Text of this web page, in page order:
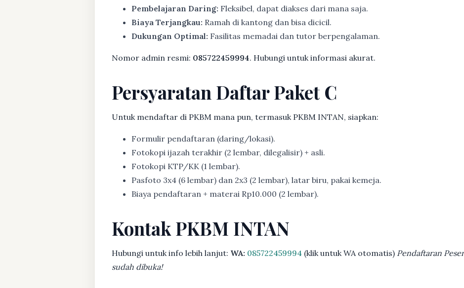
Pembelajaran Daring: Fleksibel, dapat diakses dari mana saja.
Biaya Terjangkau: Ramah di kantong dan bisa dicicil.
Dukungan Optimal: Fasilitas memadai dan tutor berpengalaman.
Nomor admin resmi: 085722459994. Hubungi untuk informasi akurat.
Persyaratan Daftar Paket C
Untuk mendaftar di PKBM mana pun, termasuk PKBM INTAN, siapkan:
Formulir pendaftaran (daring/lokasi).
Fotokopi ijazah terakhir (2 lembar, dilegalisir) + asli.
Fotokopi KTP/KK (1 lembar).
Pasfoto 3x4 (6 lembar) dan 2x3 (2 lembar), latar biru, pakai kemeja.
Biaya pendaftaran + materai Rp10.000 (2 lembar).
Kontak PKBM INTAN
Hubungi untuk info lebih lanjut: WA: 085722459994 (klik untuk WA otomatis) Pendaftaran
sudah dibuka!